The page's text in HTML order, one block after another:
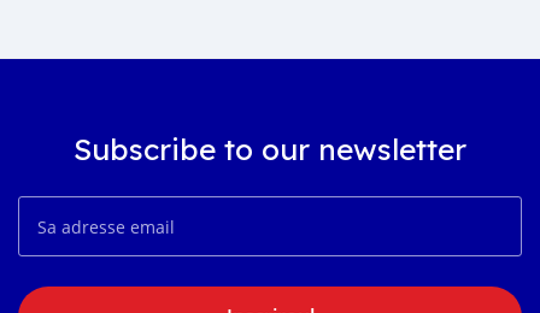
Subscribe to our newsletter